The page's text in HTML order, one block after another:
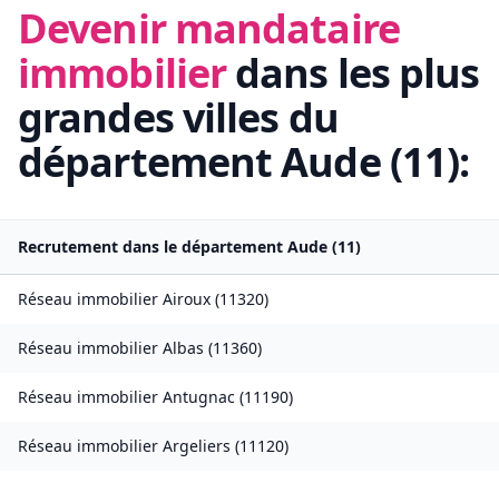
Devenir mandataire
immobilierdans les plus
grandes villes du
départementAude(11):
Recrutement dans le département Aude (11)
Réseau immobilier Airoux (11320)
Réseau immobilier Albas (11360)
Réseau immobilier Antugnac (11190)
Réseau immobilier Argeliers (11120)